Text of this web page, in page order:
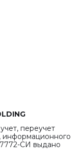
переучет
информационного
СИ выдано